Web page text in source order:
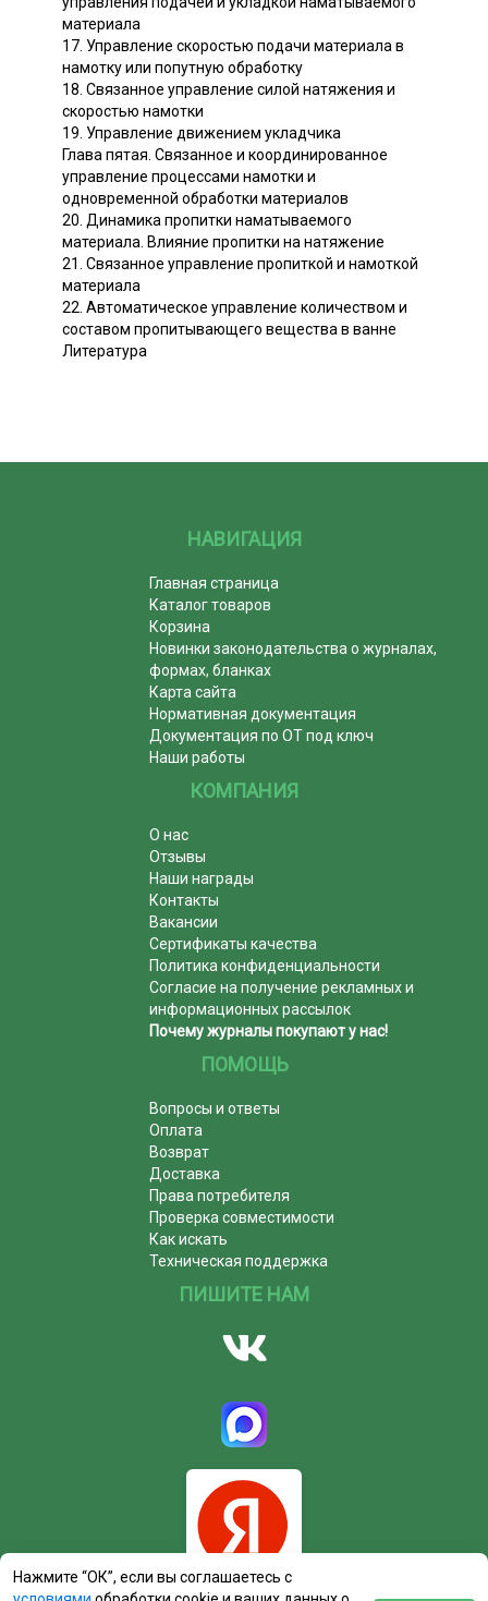
материала
17. Управление скоростью подачи материала в
намотку или попутную обработку
18. Связанное управление силой натяжения и
скоростью намотки
19. Управление движением укладчика
Глава пятая. Связанное и координированное
управление процессами намотки и
одновременной обработки материалов
20. Динамика пропитки наматываемого
материала. Влияние пропитки на натяжение
21. Связанное управление пропиткой и намоткой
материала
22. Автоматическое управление количеством и
составом пропитывающего вещества в ванне
Литература
НАВИГАЦИЯ
Главная страница
Каталог товаров
Корзина
Новинки законодательства о журналах,
формах, бланках
Карта сайта
Нормативная документация
Документация по ОТ под ключ
Наши работы
КОМПАНИЯ
О нас
Отзывы
Наши награды
Контакты
Вакансии
Сертификаты качества
Политика конфиденциальности
Согласие на получение рекламных и
информационных рассылок
Почему журналы покупают у нас!
ПОМОЩЬ
Вопросы и ответы
Оплата
Возврат
Доставка
Права потребителя
Проверка совместимости
Как искать
Техническая поддержка
ПИШИТЕ НАМ
Нажмите “ОК”, если вы соглашаетесь с